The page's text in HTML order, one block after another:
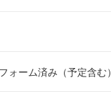
ォーム済み（予定含む）